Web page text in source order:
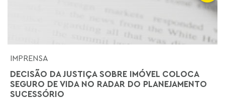
IMPRENSA
DECISÃO DA JUSTIÇA SOBRE IMÓVEL COLOCA
SEGURO DE VIDA NO RADAR DO PLANEJAMENTO
SUCESSÓRIO